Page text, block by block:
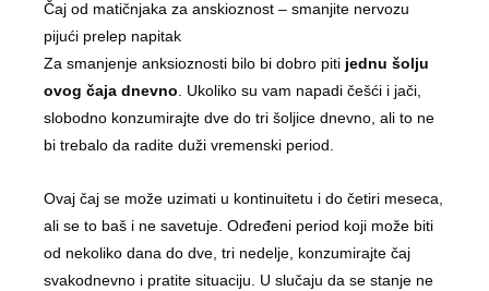
Čaj od matičnjaka za anskioznost – smanjite nervozu
pijući prelep napitak
Za smanjenje anksioznosti bilo bi dobro piti jednu šolju
ovog čaja dnevno. Ukoliko su vam napadi češći i jači,
slobodno konzumirajte dve do tri šoljice dnevno, ali to ne
bi trebalo da radite duži vremenski period.
Ovaj čaj se može uzimati u kontinuitetu i do četiri meseca,
ali se to baš i ne savetuje. Određeni period koji može biti
od nekoliko dana do dve, tri nedelje, konzumirajte čaj
svakodnevno i pratite situaciju. U slučaju da se stanje ne